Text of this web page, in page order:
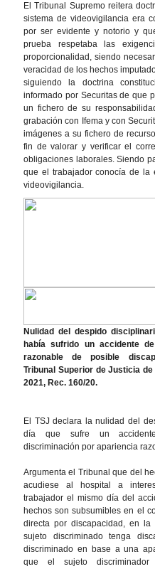
El Tribunal Supremo reitera
sistema de videovigilancia era
por ser evidente y notorio y
prueba respetaba las
proporcionalidad, siendo
veracidad de los hechos
siguiendo la doctrina
informado por Securitas de que
un fichero de su
grabación con Ifema y con
imágenes a su fichero de
fin de valorar y verificar el
obligaciones laborales. Siendo
que el trabajador conocía de la
videovigilancia.
Nulidad del despido
había sufrido un accidente
razonable de posible
Tribunal Superior de Justicia
2021, Rec. 160/20.
El TSJ declara la nulidad del
día que sufre un
discriminación por apariencia
Argumenta el Tribunal que del
acudiese al hospital a
trabajador el mismo día del
hechos son subsumibles en el
directa por discapacidad, en
sujeto discriminado tenga
discriminado en base a una
que el sujeto